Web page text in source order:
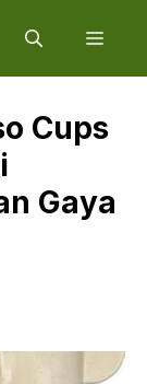
Cups
Gaya